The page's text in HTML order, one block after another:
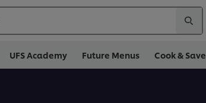
UFS Academy Future Menus Cook & Save